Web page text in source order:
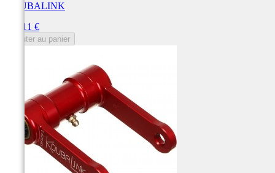
KOUBALINK
250,11 €
Ajouter au panier